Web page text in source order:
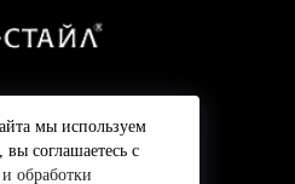
мы используем
вы соглашаетесь с
обработки